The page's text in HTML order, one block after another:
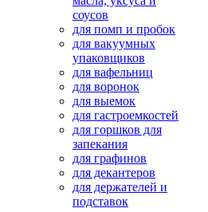
соусов
для помп и пробок
для вакуумных
упаковщиков
для вафельниц
для воронок
для выемок
для гастроемкостей
для горшков для
запекания
для графинов
для декантеров
для держателей и
подставок